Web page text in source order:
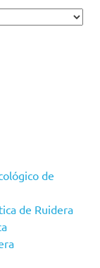
de
de Ruidera